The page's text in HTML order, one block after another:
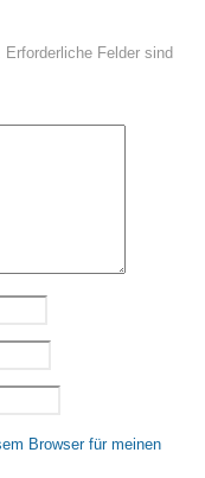
Erforderliche Felder sind
Browser für meinen